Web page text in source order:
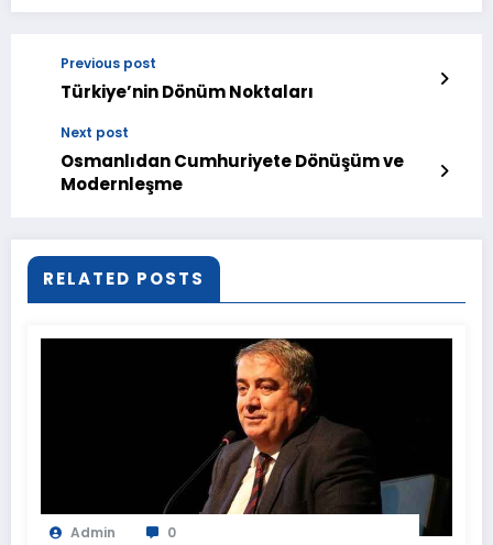
Previous post
Türkiye’nin Dönüm Noktaları
Next post
Osmanlıdan Cumhuriyete Dönüşüm ve
Modernleşme
RELATED POSTS
Admin 0